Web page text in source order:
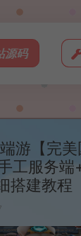
源码
游【完
工服务
搭建教程